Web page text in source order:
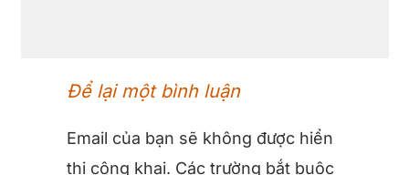
Để lại một bình luận
Email của bạn sẽ không được hiển
thị công khai. Các trường bắt buộc